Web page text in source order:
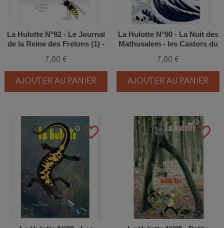
La Hulotte N°92 - Le Journal
de la Reine des Frelons (1) -
7,00 €
AJOUTER AU PANIER
La Hulotte N°90 - La Nuit des
Mathusalem - les Castors du
7,00 €
AJOUTER AU PANIER
favorite_border favorite_border